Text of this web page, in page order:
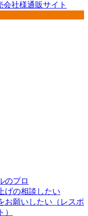
社様通販サイト
のプロ
げの相談したい
お願いしたい（レスポ